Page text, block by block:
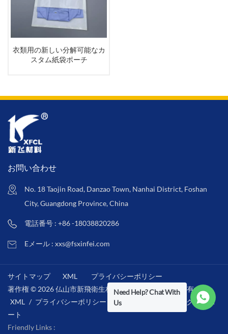
衣類用の新しい分解可能なカ
スタム紙袋ポーチ
お問い合わせ
No. 18 Taojin Road, Danzao Town, Nanhai District, Foshan
City, Guangdong Province, China
電話番号 : +86 -18038820286
Eメール : xxs@fsxinfei.com
サイトマップ XML
プライバシーポリシー
著作権 © 2026 仏山市新飛衛生材料株式会社 .全著作権所有 . /
XML / プライバシーポリシー /
IPv6ネットワークをサポ
ート
Friendly Links :
Need Help? Chat With
Us